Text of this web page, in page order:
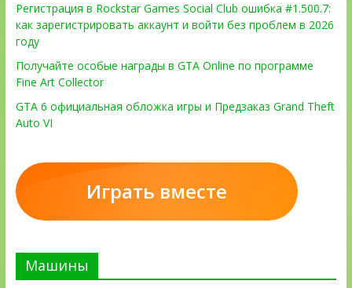
Регистрация в Rockstar Games Social Club ошибка #1.500.7:
как зарегистрировать аккаунт и войти без проблем в 2026
году
Получайте особые награды в GTA Online по программе
Fine Art Collector
GTA 6 официальная обложка игры и Предзаказ Grand Theft
Auto VI
Играть вместе
Машины